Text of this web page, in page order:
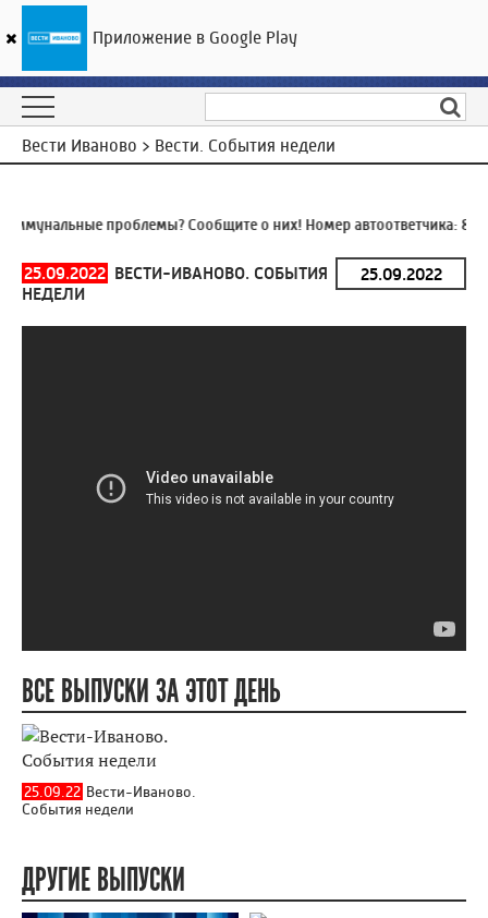
ГТРК «Ивтелерадио»
Вести Иваново > Вести. События недели
проблемы? Сообщите о них! Номер автоответчика:8
25.09.2022 ВЕСТИ-ИВАНОВО. СОБЫТИЯ
НЕДЕЛИ
ВСЕ ВЫПУСКИ ЗА ЭТОТ ДЕНЬ
25.09.22 Вести-Иваново.
События недели
ДРУГИЕ ВЫПУСКИ
Приложение в Google Play